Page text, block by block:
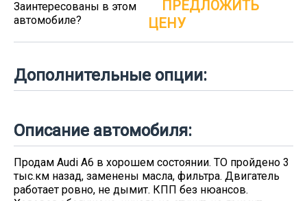
Заинтересованы в этом
автомобиле?
ПРЕДЛОЖИТЬ
ЦЕНУ
Дополнительные опции:
Описание автомобиля:
Продам Audi A6 в хорошем состоянии. ТО пройдено 3
тыс.км назад, заменены масла, фильтра. Двигатель
работает ровно, не дымит. КПП без нюансов.